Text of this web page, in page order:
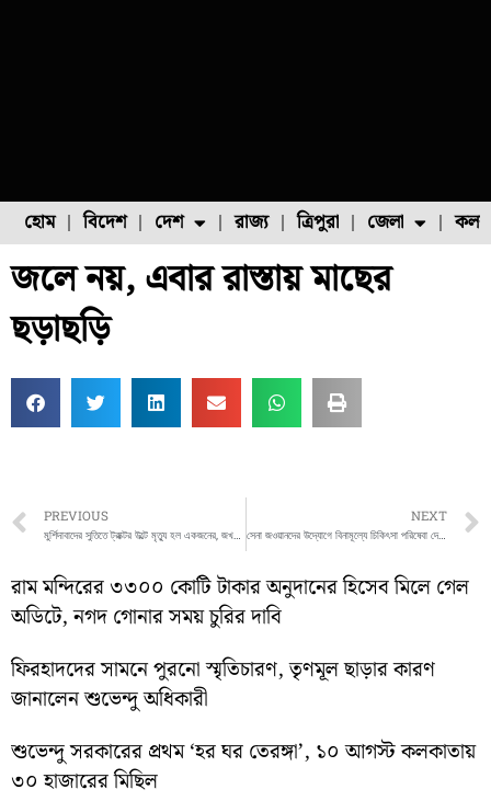
হোম বিদেশ দেশ
ফুল চাষ ফল চাষ মাছ চাষ
রাজ্য ত্রিপুরা জেলা
উত্তর ২৪ পরগনা
জলে নয়, এবার রাস্তায় মাছের
ছড়াছড়ি
Prev
PREVIOUS
মুর্শিদাবাদের সুতিতে ট্রাক্টর উল্টে মৃত্যু হল একজনের, জখম আরও ১২
NEXT
সেনা জওয়ানদের উদ্যোগে বিনামূল্যে চিকিৎসা পরিষেবা দেওয়া হল এলাকার মানুষদের
রাম মন্দিরের ৩৩০০ কোটি টাকার অনুদানের হিসেব মিলে গেল
অডিটে, নগদ গোনার সময় চুরির দাবি
ফিরহাদদের সামনে পুরনো স্মৃতিচারণ, তৃণমূল ছাড়ার কারণ
জানালেন শুভেন্দু অধিকারী
শুভেন্দু সরকারের প্রথম ‘হর ঘর তেরঙ্গা’, ১০ আগস্ট কলকাতায়
৩০ হাজারের মিছিল